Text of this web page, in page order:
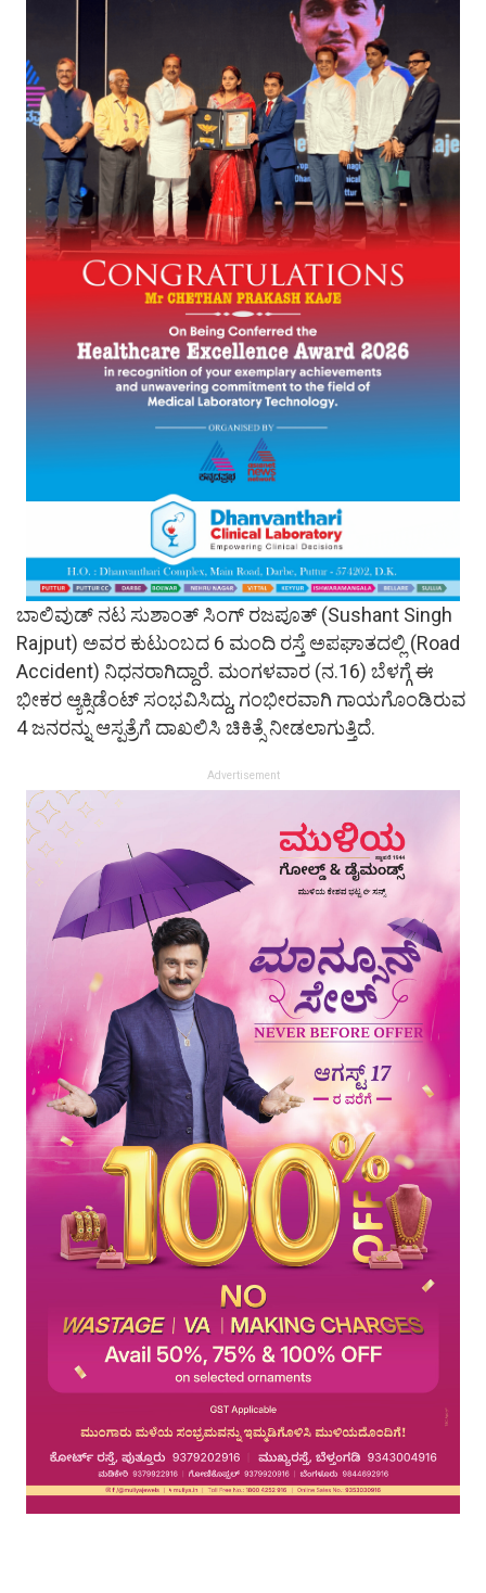
ಬಾಲಿವುಡ್​ ನಟ ಸುಶಾಂತ್​ ಸಿಂಗ್​ ರಜಪೂತ್​ (Sushant Singh
Rajput) ಅವರ ಕುಟುಂಬದ 6 ಮಂದಿ ರಸ್ತೆ ಅಪಘಾತದಲ್ಲಿ (Road
Accident) ನಿಧನರಾಗಿದ್ದಾರೆ. ಮಂಗಳವಾರ (ನ.16) ಬೆಳಗ್ಗೆ ಈ
ಭೀಕರ ಆ್ಯಕ್ಸಿಡೆಂಟ್​ ಸಂಭವಿಸಿದ್ದು, ಗಂಭೀರವಾಗಿ ಗಾಯಗೊಂಡಿರುವ
4 ಜನರನ್ನು ಆಸ್ಪತ್ರೆಗೆ ದಾಖಲಿಸಿ ಚಿಕಿತ್ಸೆ ನೀಡಲಾಗುತ್ತಿದೆ.
Advertisement